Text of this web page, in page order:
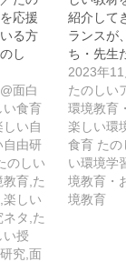
応援
る方
し
面白
い食育
い自
自由研
のしい
育,た
楽しい
タ,た
い授
究,面
紹介して
ランスが
ち・先生
て…
2023年11
たのしい
環境教育
楽しい環
食育 たの
い環境学
境教育・
境教育